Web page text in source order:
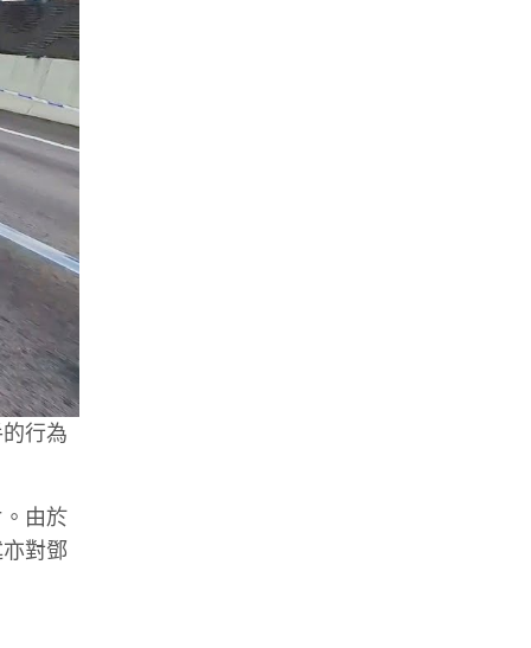
行為
由於
對鄧